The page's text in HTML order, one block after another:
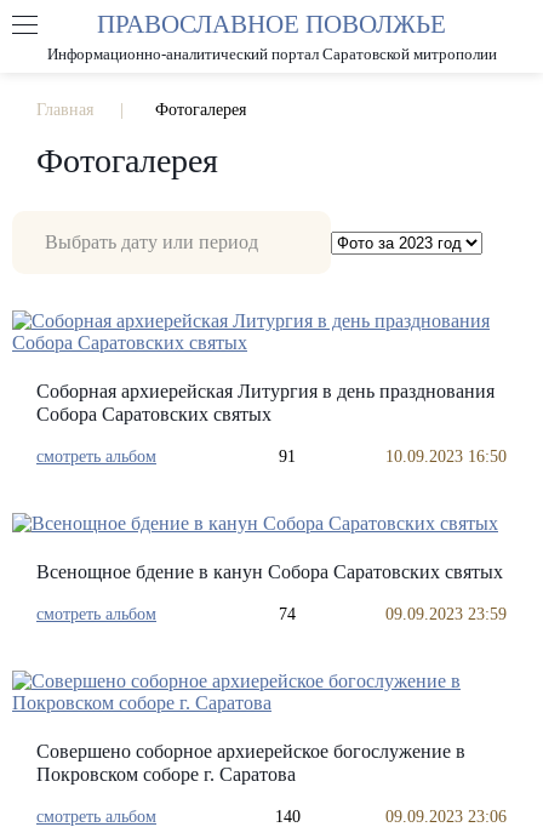
РАЗМЕР ШРИФТА А А
ПРАВОСЛАВНОЕ ПОВОЛЖЬЕ
Информационно-аналитический портал Саратовской митрополии
Главная Фотогалерея
Фотогалерея
Соборная архиерейская Литургия в день празднования
Собора Саратовских святых
смотреть альбом 91 10.09.2023 16:50
Всенощное бдение в канун Собора Саратовских святых
смотреть альбом 74 09.09.2023 23:59
Совершено соборное архиерейское богослужение в
Покровском соборе г. Саратова
смотреть альбом 140 09.09.2023 23:06